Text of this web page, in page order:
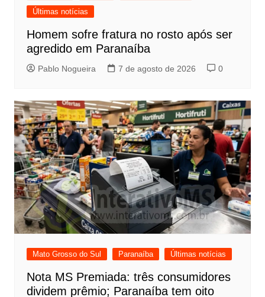
Últimas notícias
Homem sofre fratura no rosto após ser
agredido em Paranaíba
Pablo Nogueira 7 de agosto de 2026 0
Mato Grosso do Sul Paranaíba Últimas notícias
Nota MS Premiada: três consumidores
dividem prêmio; Paranaíba tem oito